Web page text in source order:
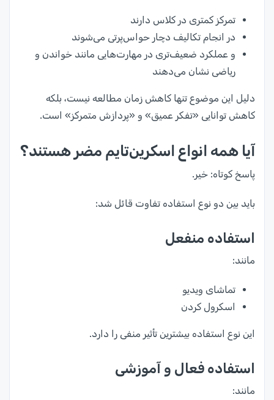
تمرکز کمتری در کلاس دارند
در انجام تکالیف دچار حواس‌پرتی می‌شوند
و عملکرد ضعیف‌تری در مهارت‌هایی مانند خواندن و
ریاضی نشان می‌دهند
دلیل این موضوع تنها کاهش زمان مطالعه نیست، بلکه
کاهش توانایی «تفکر عمیق» و «پردازش متمرکز» است.
آیا همه انواع اسکرین‌تایم مضر هستند؟
پاسخ کوتاه: خیر.
باید بین دو نوع استفاده تفاوت قائل شد:
استفاده منفعل
مانند:
تماشای ویدیو
اسکرول کردن
این نوع استفاده بیشترین تأثیر منفی را دارد.
استفاده فعال و آموزشی
مانند: